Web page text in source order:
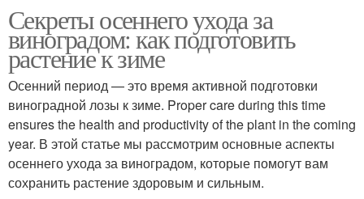
Секреты осеннего ухода за
виноградом: как подготовить
растение к зиме
Осенний период — это время активной подготовки
виноградной лозы к зиме. Proper care during this time
ensures the health and productivity of the plant in the coming
year. В этой статье мы рассмотрим основные аспекты
осеннего ухода за виноградом, которые помогут вам
сохранить растение здоровым и сильным.